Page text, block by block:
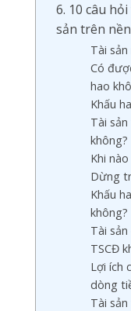
6. 10 câu
sản trên
Tài
Có
hao
Khấu
Tài
không?
Khi
Dừng
Khấu
không?
Tài
TSCĐ
Lợi ích
dòng
Tài